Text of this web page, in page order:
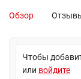
Обзор
Чтобы
или войдите